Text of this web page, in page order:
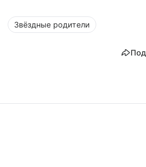
Звёздные родители